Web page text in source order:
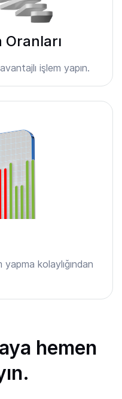
Oranları
işlem yapın.
kolaylığından
hemen